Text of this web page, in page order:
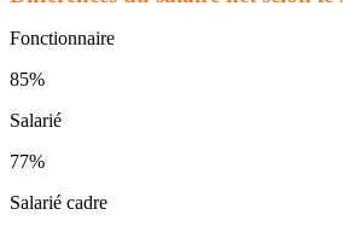
Fonctionnaire
85%
Salarié
77%
Salarié cadre